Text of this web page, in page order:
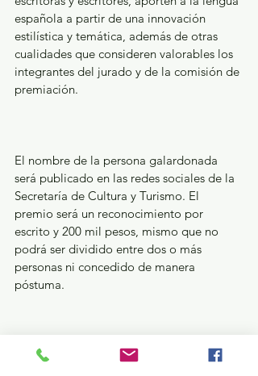
española a partir de una innovación
estilística y temática, además de otras
cualidades que consideren valorables los
integrantes del jurado y de la comisión de
premiación.
El nombre de la persona galardonada
será publicado en las redes sociales de la
Secretaría de Cultura y Turismo. El
premio será un reconocimiento por
escrito y 200 mil pesos, mismo que no
podrá ser dividido entre dos o más
personas ni concedido de manera
póstuma.
Asimismo, la persona ganadora cederá los